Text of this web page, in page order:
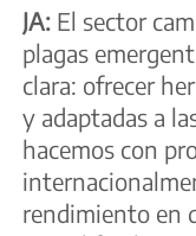
JA: El sector
plagas
clara: ofrecer
y adaptadas a
hacemos con
rendimiento en